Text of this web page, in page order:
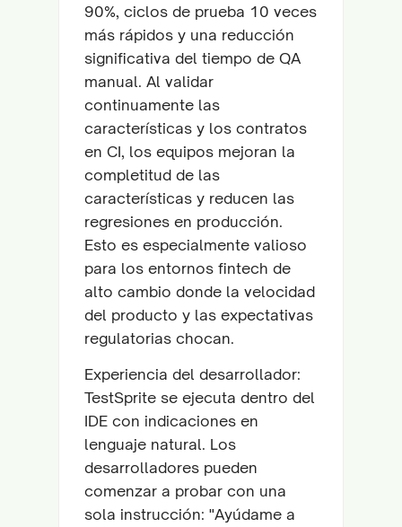
90%, ciclos de prueba 10 veces
más rápidos y una reducción
significativa del tiempo de QA
manual. Al validar
continuamente las
características y los contratos
en CI, los equipos mejoran la
completitud de las
características y reducen las
regresiones en producción.
Esto es especialmente valioso
para los entornos fintech de
alto cambio donde la velocidad
del producto y las expectativas
regulatorias chocan.
Experiencia del desarrollador:
TestSprite se ejecuta dentro del
IDE con indicaciones en
lenguaje natural. Los
desarrolladores pueden
comenzar a probar con una
sola instrucción: "Ayúdame a